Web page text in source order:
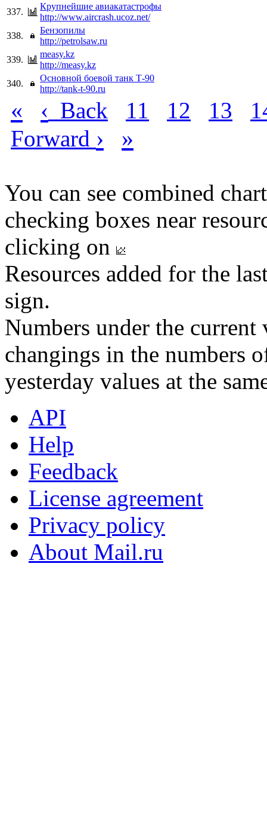
337.
Крупнейшие авиакатастрофы
http://www.aircrash.ucoz.net/
338.
Бензопилы
http://petrolsaw.ru
339.
measy.kz
http://measy.kz
340.
Основной боевой танк Т-90
http://tank-t-90.ru
« ‹ Back 11 12 13
Forward › »
You can see combined
checking boxes near
clicking on
Resources added for the
sign.
Numbers under the
changings in the numbers
yesterday values at the
API
Help
Feedback
License agreement
Privacy policy
About Mail.ru